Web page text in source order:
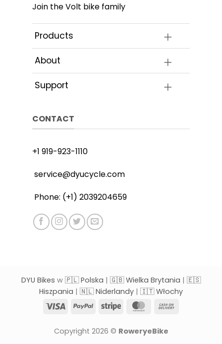
Join the Volt bike family
Products
About
Support
CONTACT
+1 919-923-1110
service@dyucycle.com
Phone: (+1) 2039204659
DYU Bikes w 🇵🇱 Polska | 🇬🇧 Wielka Brytania | 🇪🇸
Hiszpania | 🇳🇱 Niderlandy | 🇮🇹 Włochy
Visa
PayPal Stripe MasterCard
Copyright 2026 © RoweryeBike